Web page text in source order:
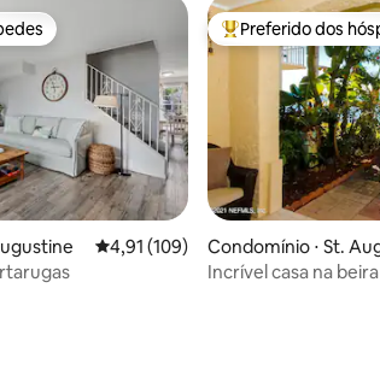
112 avaliações4,91 de uma avaliação média de 5,
4,91 (109)
Entre os melhores
Preferido dos
Condomínio ⋅ St.
Incrível casa na